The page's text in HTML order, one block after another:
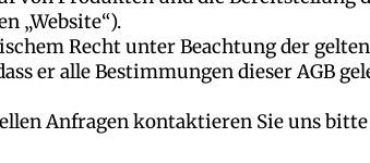
„Website“).
Recht unter Beachtung der
er alle Bestimmungen dieser AGB
Anfragen kontaktieren Sie uns